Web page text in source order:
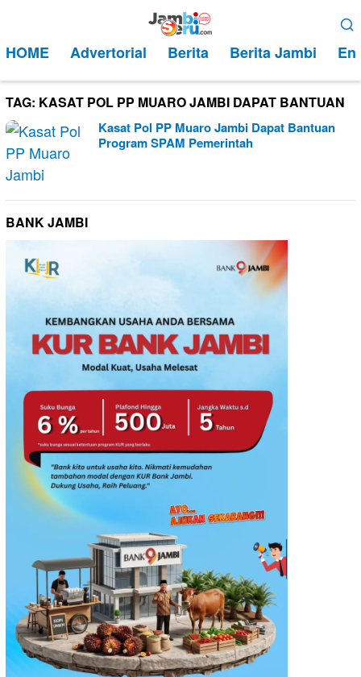
kontenMobile
HOME Advertorial Berita Berita Jambi
TAG: KASAT POL PP MUARO JAMBI DAPAT BANTUAN
Kasat Pol PP Muaro Jambi Dapat Bantuan
Program SPAM Pemerintah
BANK JAMBI